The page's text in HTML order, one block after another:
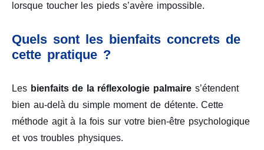
lorsque toucher les pieds s’avère impossible.
Quels sont les bienfaits concrets de
cette pratique ?
Les bienfaits de la réflexologie palmaire s’étendent
bien au-delà du simple moment de détente. Cette
méthode agit à la fois sur votre bien-être psychologique
et vos troubles physiques.